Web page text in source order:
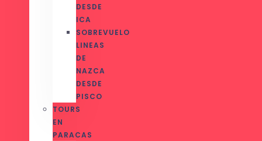
DESDE
ICA
SOBREVUELO
LINEAS
DE
NAZCA
DESDE
PISCO
TOURS
EN
PARACAS